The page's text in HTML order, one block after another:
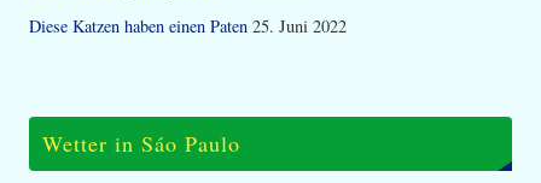
Diese Katzen haben einen Paten 25. Juni 2022
Wetter in Sáo Paulo